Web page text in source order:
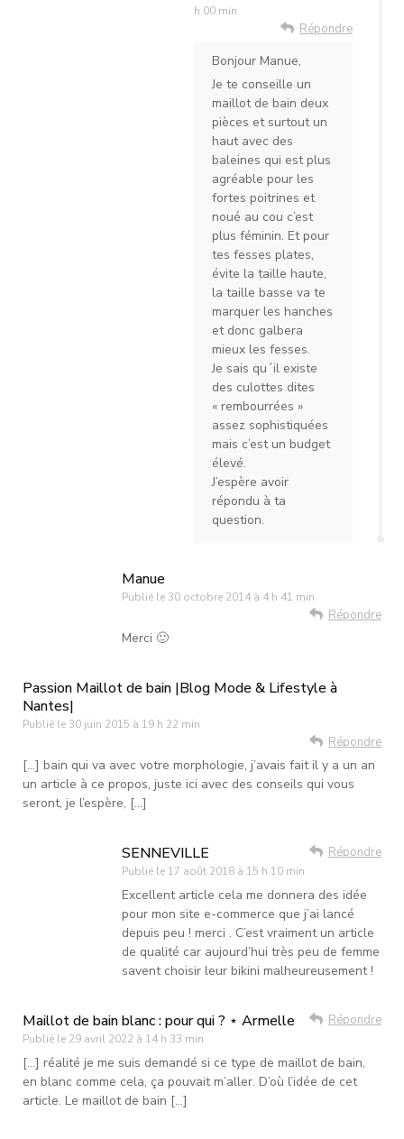
h 00 min
Répondre
Bonjour Manue,
Je te conseille un
maillot de bain deux
pièces et surtout un
haut avec des
baleines qui est plus
agréable pour les
fortes poitrines et
noué au cou c’est
plus féminin. Et pour
tes fesses plates,
évite la taille haute,
la taille basse va te
marquer les hanches
et donc galbera
mieux les fesses.
Je sais qu´il existe
des culottes dites
« rembourrées »
assez sophistiquées
mais c’est un budget
élevé.
J’espère avoir
répondu à ta
question.
Manue
Publié le 30 octobre 2014 à 4 h 41 min
Répondre
Merci 🙂
Passion Maillot de bain |Blog Mode & Lifestyle à
Nantes|
Publié le 30 juin 2015 à 19 h 22 min
Répondre
[…] bain qui va avec votre morphologie, j’avais fait il y a un an
un article à ce propos, juste ici avec des conseils qui vous
seront, je l’espère, […]
SENNEVILLE
Publié le 17 août 2018 à 15 h 10 min
Répondre
Excellent article cela me donnera des idée
pour mon site e-commerce que j’ai lancé
depuis peu ! merci . C’est vraiment un article
de qualité car aujourd’hui très peu de femme
savent choisir leur bikini malheureusement !
Maillot de bain blanc : pour qui ? ⋆ Armelle
Publié le 29 avril 2022 à 14 h 33 min
Répondre
[…] réalité je me suis demandé si ce type de maillot de bain,
en blanc comme cela, ça pouvait m’aller. D’où l’idée de cet
article. Le maillot de bain […]